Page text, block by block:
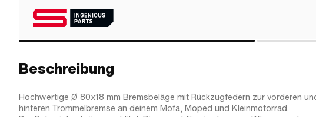
Beschreibung
Hochwertige Ø 80x18 mm Bremsbeläge mit Rückzugfedern zur vorderen
hinteren Trommelbremse an deinem Mofa, Moped und Kleinmotorrad.